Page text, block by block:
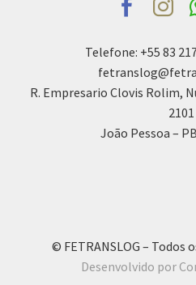
Telefone: +55 83
R. Empresario Clovis Rolim,
2101
João Pessoa –
© FETRANSLOG – Todos
Desenvolvido por